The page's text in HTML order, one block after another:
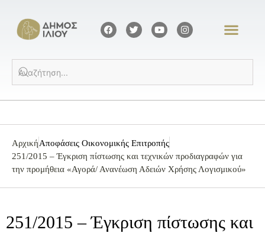
ΑρχικήΑποφάσεις Οικονομικής Επιτροπής
251/2015 – Έγκριση πίστωσης και τεχνικών προδιαγραφών για
την προμήθεια «Αγορά/ Ανανέωση Αδειών Χρήσης Λογισμικού»
251/2015 – Έγκριση πίστωσης και